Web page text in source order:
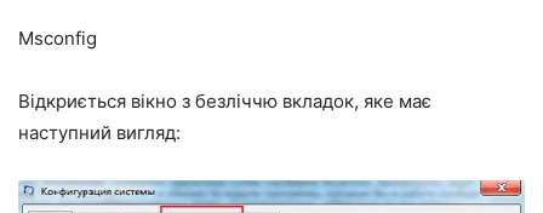
Msconfig
Відкриється вікно з безліччю вкладок, яке має
наступний вигляд: